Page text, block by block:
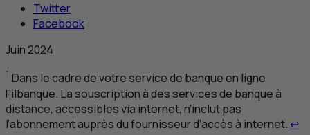
Twitter
Facebook
Juin 2024
1 Dans le cadre de votre service de banque en ligne
Filbanque. La souscription à des services de banque à
distance, accessibles via internet, n’inclut pas
l’abonnement auprès du fournisseur d’accès à internet. ↩